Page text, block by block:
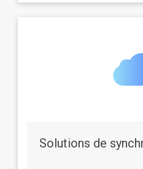
Solutions de